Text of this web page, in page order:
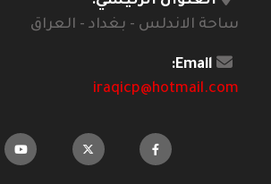
ساحة الاندلس - بغداد - العراق
Email:
iraqicp@hotmail.com